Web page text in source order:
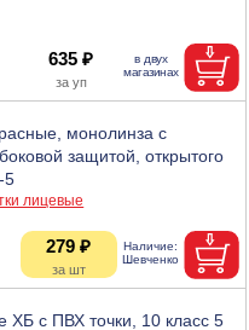
635 ₽
монолинза с
защитой, открытого
5
лицевые
279 ₽
ХБ с ПВХ точки, 10 класс 5